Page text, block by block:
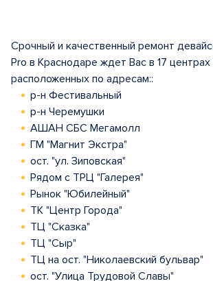
Срочный и качественный ремонт
Pro в Краснодаре ждет Вас в 17
расположенных по адресам::
р-н Фестивальный
р-н Черемушки
АШАН СБС Мегамолл
ГМ "Магнит Экстра"
ост. "ул. Зиповская"
Рядом с ТРЦ "Галерея"
Рынок "Юбилейный"
ТК "Центр Города"
ТЦ "Сказка"
ТЦ "Сыр"
ТЦ на ост. "Николаевский бульвар"
ост. "Улица Трудовой Славы"